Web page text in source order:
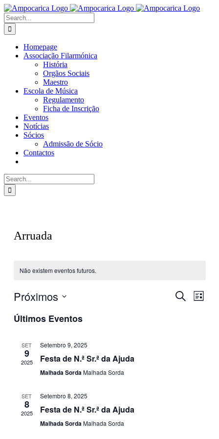
Skip
to
content
Search
for:
Homepage
Associação Filarmónica
História
Orgãos Sociais
Maestro
Escola de Música
Regulamento
Ficha de Inscrição
Eventos
Notícias
Sócios
Admissão de Sócio
Contactos
Search
for:
Arruada
Não existem eventos futuros.
Pesquisar
Lista
Próximos
a
Últimos Eventos
SET
9
2025
Setembro 9, 2025
Festa de N.ª Sr.ª da Ajuda
Malhada SordaMalhada Sorda
SET
8
2025
Setembro 8, 2025
Festa de N.ª Sr.ª da Ajuda
Malhada SordaMalhada Sorda